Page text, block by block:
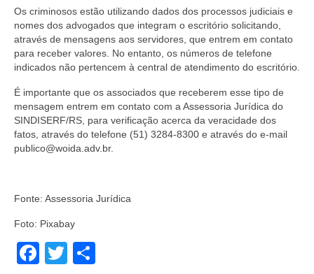
Os criminosos estão utilizando dados dos processos judiciais e
nomes dos advogados que integram o escritório solicitando,
através de mensagens aos servidores, que entrem em contato
para receber valores. No entanto, os números de telefone
indicados não pertencem à central de atendimento do escritório.
É importante que os associados que receberem esse tipo de
mensagem entrem em contato com a Assessoria Jurídica do
SINDISERF/RS, para verificação acerca da veracidade dos
fatos, através do telefone (51) 3284-8300 e através do e-mail
publico@woida.adv.br.
Fonte: Assessoria Jurídica
Foto: Pixabay
Facebook
Twitter